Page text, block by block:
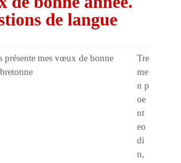
de langue
Tre
me
n p
oe
nt
eo
di
n,